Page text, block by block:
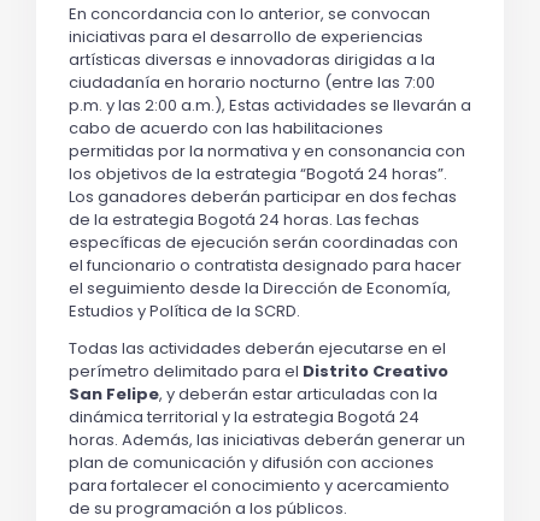
En concordancia con lo anterior, se convocan
iniciativas para el desarrollo de experiencias
artísticas diversas e innovadoras dirigidas a la
ciudadanía en horario nocturno (entre las 7:00
p.m. y las 2:00 a.m.), Estas actividades se llevarán a
cabo de acuerdo con las habilitaciones
permitidas por la normativa y en consonancia con
los objetivos de la estrategia “Bogotá 24 horas”.
Los ganadores deberán participar en dos fechas
de la estrategia Bogotá 24 horas. Las fechas
específicas de ejecución serán coordinadas con
el funcionario o contratista designado para hacer
el seguimiento desde la Dirección de Economía,
Estudios y Política de la SCRD.
Todas las actividades deberán ejecutarse en el
perímetro delimitado para el Distrito Creativo
San Felipe, y deberán estar articuladas con la
dinámica territorial y la estrategia Bogotá 24
horas. Además, las iniciativas deberán generar un
plan de comunicación y difusión con acciones
para fortalecer el conocimiento y acercamiento
de su programación a los públicos.